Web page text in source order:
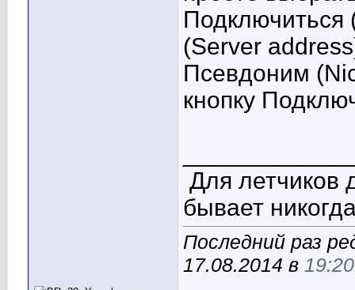
Подключиться
(Server
Псевдоним
кнопку
Для летчиков
бывает
Последний раз
17.08.2014 в 19:20